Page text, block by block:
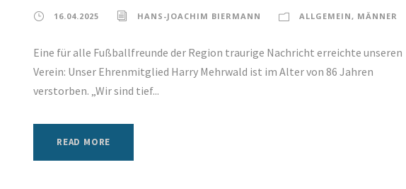
16.04.2025 HANS-JOACHIM BIERMANN ALLGEMEIN, MÄNNER
Eine für alle Fußballfreunde der Region traurige Nachricht erreichte unseren
Verein: Unser Ehrenmitglied Harry Mehrwald ist im Alter von 86 Jahren
verstorben. „Wir sind tief...
READ MORE